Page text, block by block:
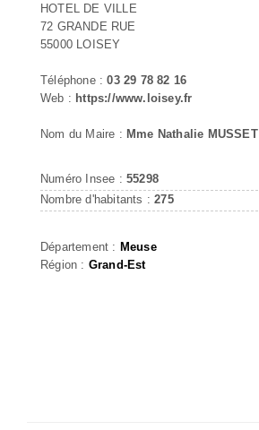
HOTEL DE VILLE
72 GRANDE RUE
55000 LOISEY
Téléphone :03 29 78 82 16
Web : https://www.loisey.fr
Nom du Maire : Mme Nathalie MUSSET
Numéro Insee : 55298
Nombre d'habitants :275
Département : Meuse
Région : Grand-Est